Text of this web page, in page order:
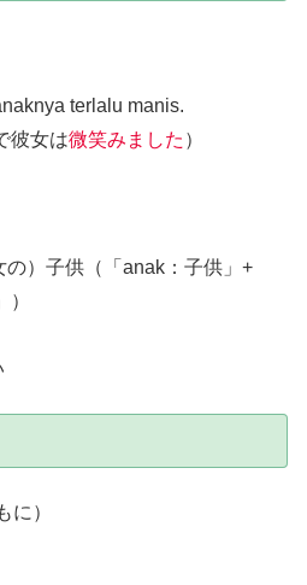
terlalu manis.
彼女は微笑みました ）
）子供（「anak：子供」+
に）